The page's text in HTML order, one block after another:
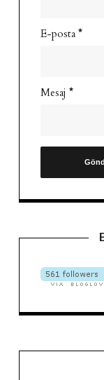
E-posta *
Mesaj *